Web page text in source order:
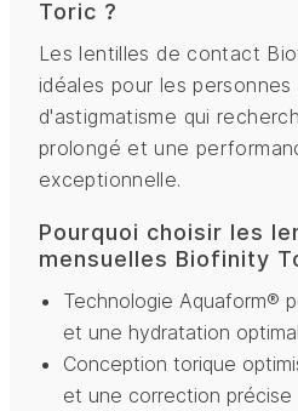
Toric ?
Les lentilles de contact
idéales pour les
d'astigmatisme qui
prolongé et une
exceptionnelle.
Pourquoi choisir les
mensuelles Biofinity
Technologie Aquaform®
et une hydratation
Conception torique
et une correction précise